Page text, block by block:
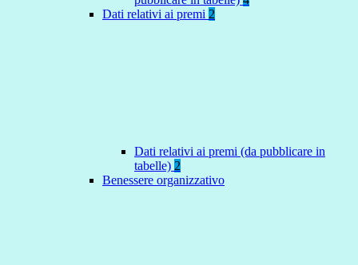
Dati relativi ai premi 2
Dati relativi ai premi (da pubblicare in
tabelle) 2
Benessere organizzativo